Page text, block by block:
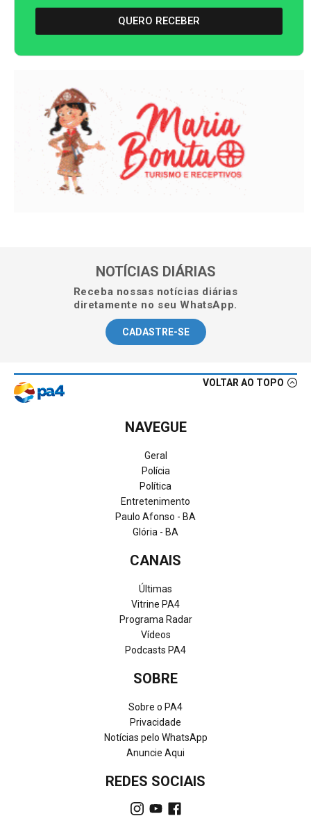
QUERO RECEBER
NOTÍCIAS DIÁRIAS
Receba nossas notícias diárias
diretamente no seu WhatsApp.
CADASTRE-SE
VOLTAR AO TOPO
NAVEGUE
Geral
Polícia
Política
Entretenimento
Paulo Afonso - BA
Glória - BA
CANAIS
Últimas
Vitrine PA4
Programa Radar
Vídeos
Podcasts PA4
SOBRE
Sobre o PA4
Privacidade
Notícias pelo WhatsApp
Anuncie Aqui
REDES SOCIAIS